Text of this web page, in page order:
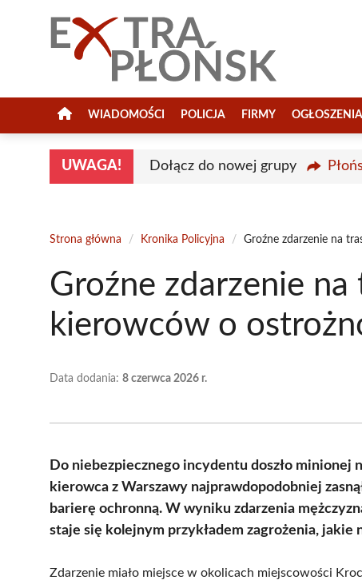
WIADOMOŚCI POLICJA FIRMY OGŁOSZENIA
UWAGA! Dołącz do nowej grupy
Strona główna / Kronika Policyjna / Groźne zdarzenie na
Groźne zdarzenie
kierowców o
Data dodania: 8 czerwca 2026 r.
Do niebezpiecznego incydentu doszło minionej
kierowca z Warszawy najprawdopodobniej
barierę ochronną. W wyniku zdarzenia
staje się kolejnym przykładem zagrożenia, jakie
Zdarzenie miało miejsce w okolicach miejscowości